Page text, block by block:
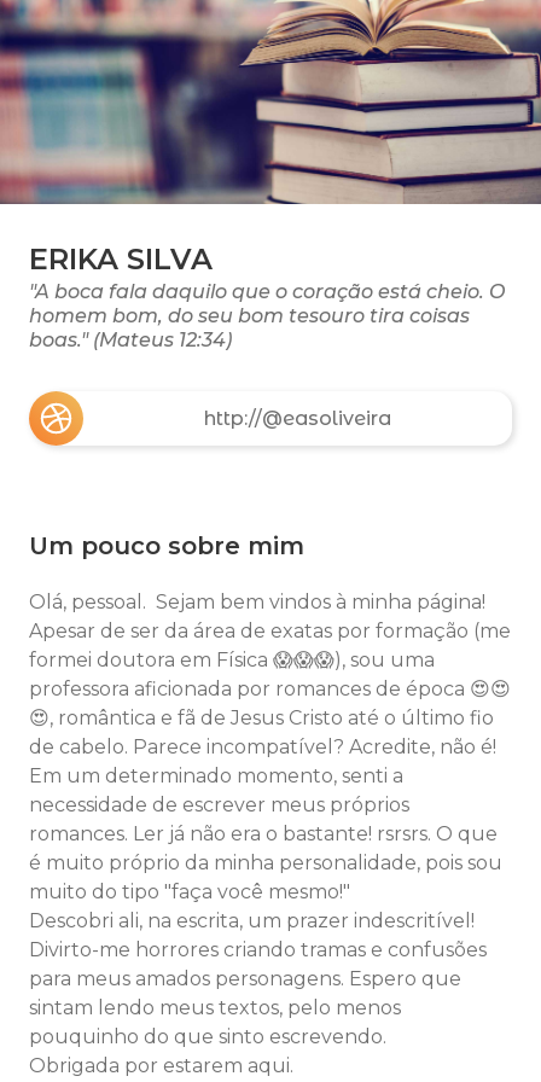
ERIKA SILVA
"A boca fala daquilo que o coração está cheio. O
homem bom, do seu bom tesouro tira coisas
boas." (Mateus 12:34)
http://@easoliveira
Um pouco sobre mim
Olá, pessoal. Sejam bem vindos à minha página!
Apesar de ser da área de exatas por formação (me
formei doutora em Física 😱😱😱), sou uma
professora aficionada por romances de época 😍😍
😍, romântica e fã de Jesus Cristo até o último fio
de cabelo. Parece incompatível? Acredite, não é!
Em um determinado momento, senti a
necessidade de escrever meus próprios
romances. Ler já não era o bastante! rsrsrs. O que
é muito próprio da minha personalidade, pois sou
muito do tipo "faça você mesmo!"
Descobri ali, na escrita, um prazer indescritível!
Divirto-me horrores criando tramas e confusões
para meus amados personagens. Espero que
sintam lendo meus textos, pelo menos
pouquinho do que sinto escrevendo.
Obrigada por estarem aqui.